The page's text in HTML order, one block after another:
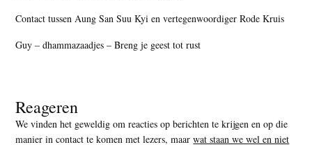
Contact tussen Aung San Suu Kyi en vertegenwoordiger Rode Kruis
Guy – dhammazaadjes – Breng je geest tot rust
Reageren
We vinden het geweldig om reacties op berichten te krijgen en op die
manier in contact te komen met lezers, maarwat staan we wel en niet